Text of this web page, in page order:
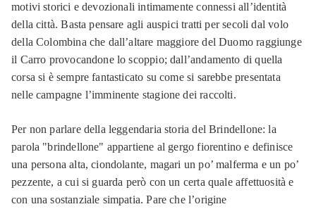
motivi storici e devozionali intimamente connessi all’identità
della città. Basta pensare agli auspici tratti per secoli dal volo
della Colombina che dall’altare maggiore del Duomo raggiunge
il Carro provocandone lo scoppio; dall’andamento di quella
corsa si è sempre fantasticato su come si sarebbe presentata
nelle campagne l’imminente stagione dei raccolti.
Per non parlare della leggendaria storia del Brindellone: la
parola "brindellone" appartiene al gergo fiorentino e definisce
una persona alta, ciondolante, magari un po’ malferma e un po’
pezzente, a cui si guarda però con un certa quale affettuosità e
con una sostanziale simpatia. Pare che l’origine